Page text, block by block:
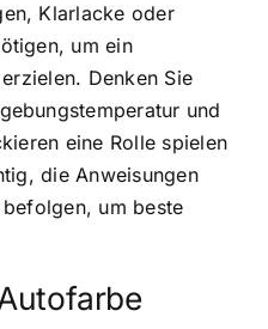
Klarlacke oder
um ein
Denken Sie
und
eine Rolle spielen
die Anweisungen
um beste